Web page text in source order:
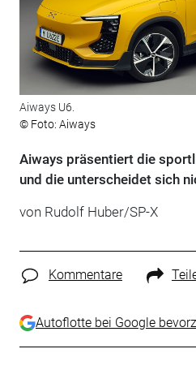
Aiways U6.
© Foto: Aiways
Aiways präsentiert die
und die unterscheidet sich
von Rudolf Huber/SP-X
Kommentare
Autoflotte bei Google